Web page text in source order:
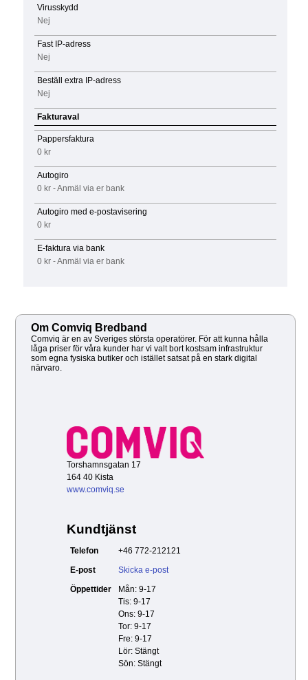
Virusskydd
Nej
Fast IP-adress
Nej
Beställ extra IP-adress
Nej
Fakturaval
Pappersfaktura
0 kr
Autogiro
0 kr - Anmäl via er bank
Autogiro med e-postavisering
0 kr
E-faktura via bank
0 kr - Anmäl via er bank
Om Comviq Bredband
Comviq är en av Sveriges största operatörer. För att kunna hålla
låga priser för våra kunder har vi valt bort kostsam infrastruktur
som egna fysiska butiker och istället satsat på en stark digital
närvaro.
Torshamnsgatan 17
164 40 Kista
www.comviq.se
Kundtjänst
Telefon
+46 772-212121
E-post
Skicka e-post
Öppettider
Mån: 9-17
Tis: 9-17
Ons: 9-17
Tor: 9-17
Fre: 9-17
Lör: Stängt
Sön: Stängt